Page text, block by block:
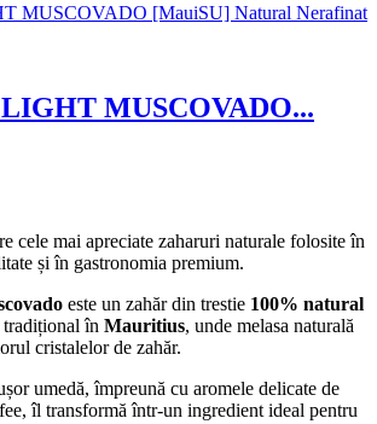
MUSCOVADO...
cele mai apreciate zaharuri naturale folosite în
și în gastronomia premium.
este un zahăr din trestie 100% natural
tradițional în Mauritius, unde melasa naturală
cristalelor de zahăr.
umedă, împreună cu aromele delicate de
îl transformă într-un ingredient ideal pentru